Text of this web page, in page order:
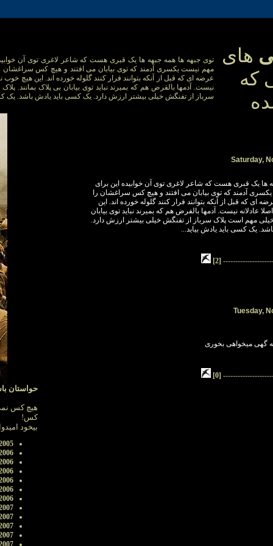
های
که
توی جبهه ها همه جبهه ها یک قبری هست که شاعر لاغری توی آن
مهم نیست یکسری آدمند که توی بیابان می افتند و هیچ کس سراغشان
عرضه ای که قبل از آنکه بتوانند فرار کنند گلوله خورده اند. این هیچ خوب
نیست. آدمها بالفرض هم که بمیرند نباید توی بیابان بی پلاک بمانند.
سرباز از تفنگش خیلی بیشتر ارزش دارد. یک کسی باید یادش باشد. یک
Saturday,
ها یک قبری هست که شاعر لاغری توی آن خوابیده این برای
آدمند که توی بیابان می افتند و هیچ کس سراغشان را
ای که قبل از آنکه بتوانند فرار کنند گلوله خورده اند. این
عادلانه نیست. آدمها بالفرض هم که بمیرند نباید توی بیابان
خیلی مهم است پلاک سرباز از تفنگش خیلی بیشتر ارزش دارد.
یک کسی باید یادش بیاید...
[2]
Tuesday,
گهی میخواهی بخوری
[0]
حواستان
هیچ کس
کس!
بیخود